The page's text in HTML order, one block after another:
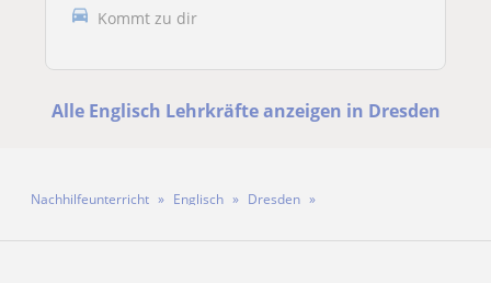
Kommt zu dir
Alle Englisch Lehrkräfte anzeigen in Dresden
Nachhilfeunterricht Englisch
Dresden